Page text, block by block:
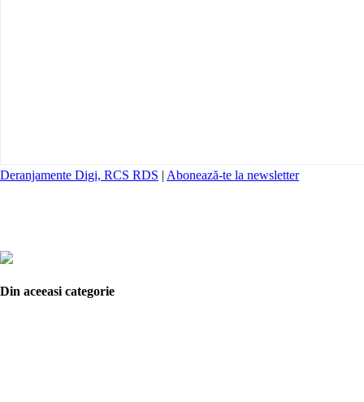
Deranjamente Digi, RCS RDS | Abonează-te la newsletter
Din aceeasi categorie